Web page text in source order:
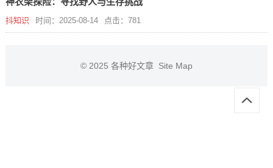
抖知识 时间：2025-08-14 点击：781
© 2025 各种好文章 Site Map